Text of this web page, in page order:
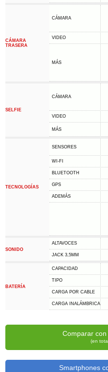
CÁMARA
TRASERA
CÁMARA
VIDEO
MÁS
SELFIE
CÁMARA
VIDEO
MÁS
TECNOLOGÍAS
SENSORES
WI-FI
BLUETOOTH
GPS
ADEMÁS
SONIDO
ALTAVOCES
JACK 3,5MM
BATERÍA
CAPACIDAD
TIPO
CARGA POR CABLE
CARGA INALÁMBRICA
Comparar
(en
Smartphones